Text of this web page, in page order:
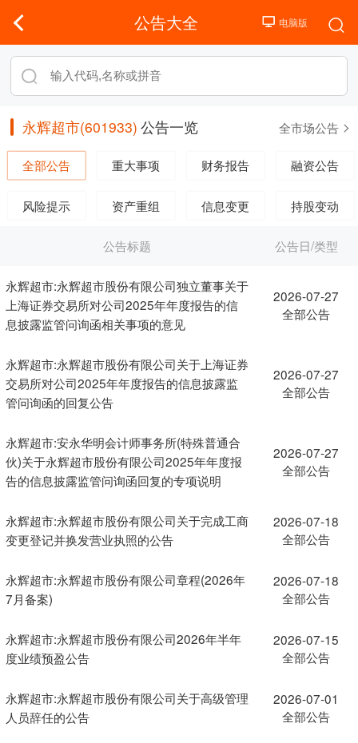
公告大全
永辉超市(601933) 公告一览 全市场公告
全部公告 重大事项 财务报告 融资公告
风险提示 资产重组 信息变更 持股变动
公告标题 公告日/类型
永辉超市:永辉超市股份有限公司独立董事关于
上海证券交易所对公司2025年年度报告的信
息披露监管问询函相关事项的意见
2026-07-27
全部公告
永辉超市:永辉超市股份有限公司关于上海证券
交易所对公司2025年年度报告的信息披露监
管问询函的回复公告
2026-07-27
全部公告
永辉超市:安永华明会计师事务所(特殊普通合
伙)关于永辉超市股份有限公司2025年年度报
告的信息披露监管问询函回复的专项说明
2026-07-27
全部公告
永辉超市:永辉超市股份有限公司关于完成工商
变更登记并换发营业执照的公告
2026-07-18
全部公告
永辉超市:永辉超市股份有限公司章程(2026年
7月备案)
2026-07-18
全部公告
永辉超市:永辉超市股份有限公司2026年半年
度业绩预盈公告
2026-07-15
全部公告
永辉超市:永辉超市股份有限公司关于高级管理
人员辞任的公告
2026-07-01
全部公告